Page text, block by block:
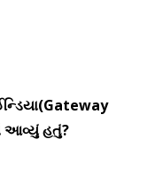
આવ્યું હતું?